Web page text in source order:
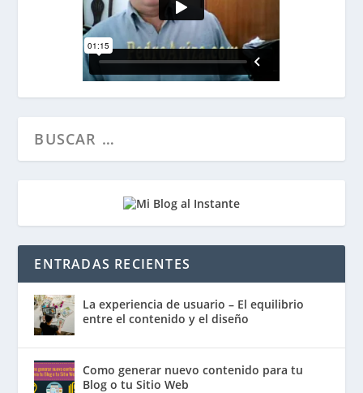
ENTRADAS RECIENTES
La experiencia de usuario – El equilibrio
entre el contenido y el diseño
Como generar nuevo contenido para tu
Blog o tu Sitio Web